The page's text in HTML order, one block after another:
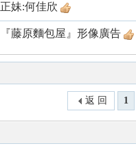
正妹:何佳欣
『藤原麵包屋』形像廣告
1
返 回